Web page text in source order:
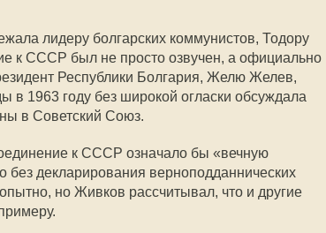
лидеру болгарских коммунистов, Тодору
к СССР был не просто озвучен, а официально
Республики Болгария, Желю Желев,
в 1963 году без широкой огласки обсуждала
в Советский Союз.
к СССР означало бы «вечную
без декларирования верноподданнических
но Живков рассчитывал, что и другие